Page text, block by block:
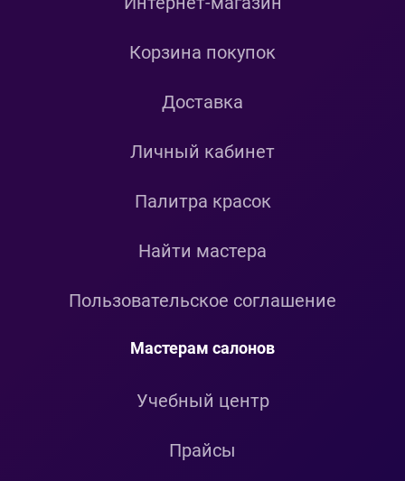
Корзина покупок
Доставка
Личный кабинет
Палитра красок
Найти мастера
Пользовательское соглашение
Мастерам салонов
Учебный центр
Прайсы